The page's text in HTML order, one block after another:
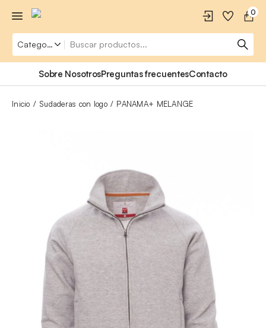
0
Sobre NosotrosPreguntas frecuentesContacto
Inicio Sudaderas con logo PANAMA+ MELANGE